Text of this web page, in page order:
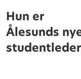
Hun er
Ålesunds
studentleder